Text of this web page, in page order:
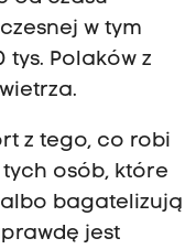
w tym
tys. Polaków z
z tego, co robi
tych osób, które
albo bagatelizują
jest